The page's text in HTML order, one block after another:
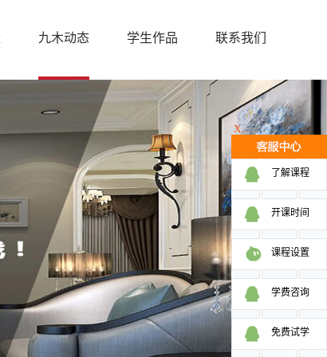
九木动态 学生作品 联系我们
X
了解课程
开课时间
课程设置
学费咨询
免费试学